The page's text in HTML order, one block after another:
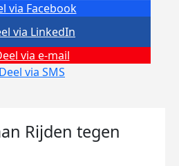
via Facebook
via e-mail
Deel via SMS
via LinkedIn
Rijden tegen